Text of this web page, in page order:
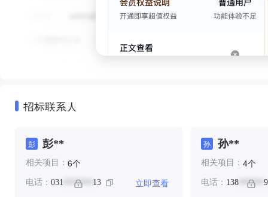
招标联系人
彭 彭**
相关项目： 6个
电话： 031 ******* 13 立即查看
孙 孙**
相关项目： 4个
电话： 138******